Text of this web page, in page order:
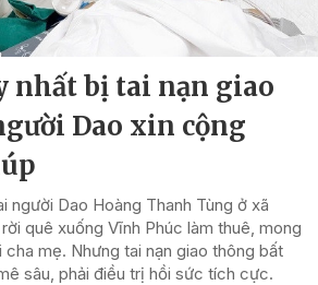
nhất bị tai nạn giao
Dao xin cộng
người Dao Hoàng Thanh Tùng ở xã
quê xuống Vĩnh Phúc làm thuê, mong
cha mẹ. Nhưng tai nạn giao thông bất
sâu, phải điều trị hồi sức tích cực.